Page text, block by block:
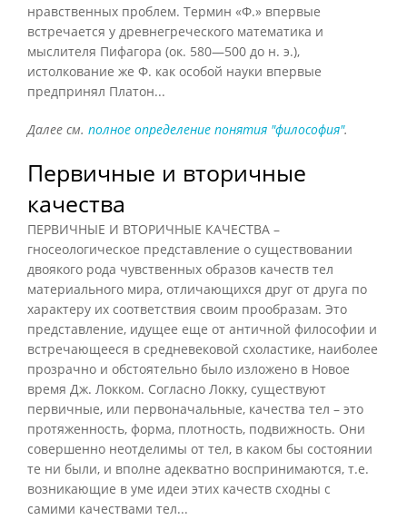
нравственных проблем. Термин «Ф.» впервые
встречается у древнегреческого математика и
мыслителя Пифагора (ок. 580—500 до н. э.),
истолкование же Ф. как особой науки впервые
предпринял Платон...
Далее см. полное определение понятия "философия".
Первичные и вторичные
качества
ПЕРВИЧНЫЕ И ВТОРИЧНЫЕ КАЧЕСТВА –
гносеологическое представление о существовании
двоякого рода чувственных образов качеств тел
материального мира, отличающихся друг от друга по
характеру их соответствия своим прообразам. Это
представление, идущее еще от античной философии и
встречающееся в средневековой схоластике, наиболее
прозрачно и обстоятельно было изложено в Новое
время Дж. Локком. Согласно Локку, существуют
первичные, или первоначальные, качества тел – это
протяженность, форма, плотность, подвижность. Они
совершенно неотделимы от тел, в каком бы состоянии
те ни были, и вполне адекватно воспринимаются, т.е.
возникающие в уме идеи этих качеств сходны с
самими качествами тел...